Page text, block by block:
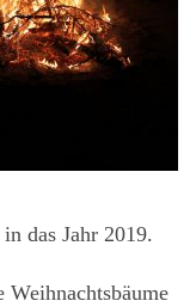
das Jahr 2019.
Weihnachtsbäume